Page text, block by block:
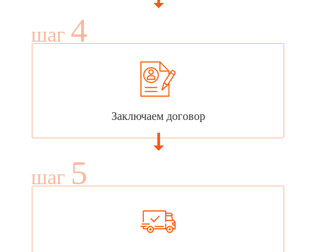
шаг 4
Заключаем договор
шаг 5